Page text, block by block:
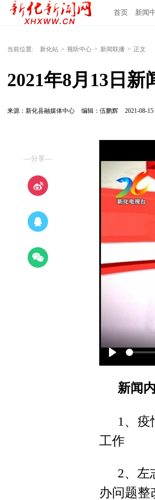
首页 新闻
当前位置: 新化站 > 视听中心 > 新闻联播 > 正文
2021年8月13日新
来源：新化县融媒体中心 编辑：伍鹏辉 2021-08-15
—分享—
Play
新闻
1、疫
工作
2、左
办问题整